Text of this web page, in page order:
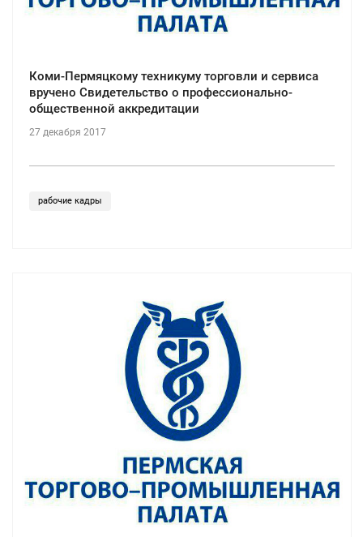
Коми-Пермяцкому техникуму торговли и сервиса
вручено Свидетельство о профессионально-
общественной аккредитации
27 декабря 2017
рабочие кадры